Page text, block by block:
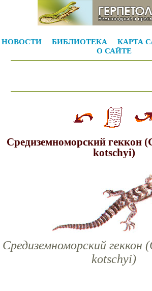
НОВОСТИ БИБЛИОТЕКА КАРТА
О САЙТЕ
Средиземноморский геккон
kotschyi)
Средиземноморский геккон
kotschyi)